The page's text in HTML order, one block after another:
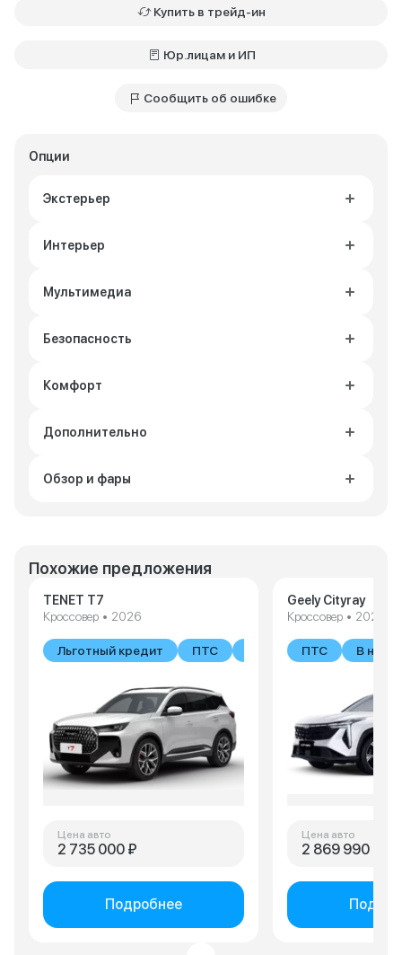
Опции
Экстерьер
Интерьер
Мультимедиа
Безопасность
Комфорт
Дополнительно
Обзор и фары
Купить в трейд-ин
Юр.лицам и ИП
Сообщить об ошибке
Похожие предложения
TENET T7
Кроссовер • 2026
Льготный кредит ПТС В наличии
Цена авто
2 735 000 ₽
Подробнее
Geely Cityray
Кроссовер • 2026
ПТС В
Цена авто
2 869 990 ₽